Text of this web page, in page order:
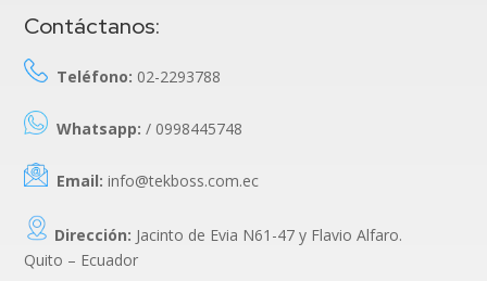
Contáctanos:
Teléfono: 02-2293788
Whatsapp: / 0998445748
Email: info@tekboss.com.ec
Dirección: Jacinto de Evia N61-47 y Flavio Alfaro.
Quito – Ecuador